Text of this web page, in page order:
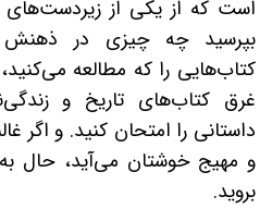
است که از یکی از زیردست‌های
بپرسید چه چیزی در
کتاب‌هایی را که مطالعه
غرق کتاب‌های تاریخ و
داستانی را امتحان کنید. و اگر
و مهیج خوشتان می‌آید، حال
بروید.